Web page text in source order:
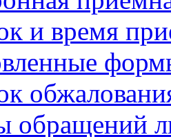
и время
обращений